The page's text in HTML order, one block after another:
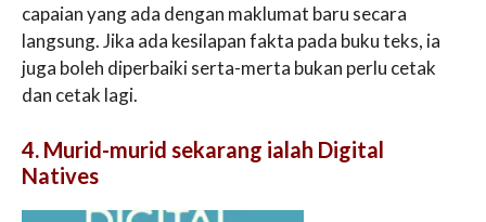
capaian yang ada dengan maklumat baru secara
langsung. Jika ada kesilapan fakta pada buku teks, ia
juga boleh diperbaiki serta-merta bukan perlu cetak
dan cetak lagi.
4. Murid-murid sekarang ialah Digital
Natives